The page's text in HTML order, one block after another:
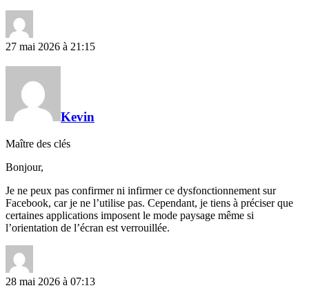
27 mai 2026 à 21:15
Kevin
Maître des clés
Bonjour,
Je ne peux pas confirmer ni infirmer ce dysfonctionnement sur
Facebook, car je ne l’utilise pas. Cependant, je tiens à préciser que
certaines applications imposent le mode paysage même si
l’orientation de l’écran est verrouillée.
28 mai 2026 à 07:13